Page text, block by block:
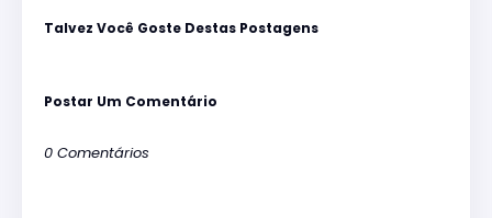
Talvez Você Goste Destas Postagens
Postar Um Comentário
0 Comentários